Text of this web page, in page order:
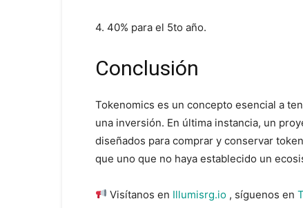
4. 40% para el 5to año.
Conclusión
Tokenomics es un concepto esencial a
una inversión. En última instancia, un
diseñados para comprar y conservar
que uno que no haya establecido un
Visítanos en Illumisrg.io , síguenos en